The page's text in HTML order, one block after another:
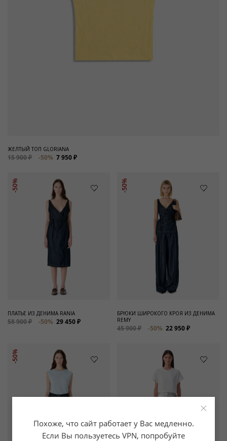
ЖЕЛТЫЙ ТОП GLORIANA
15 900 ₽ -50% 7 950 ₽
-50%
ПЛАТЬЕ ИЗ ДЕНИМА RANIA
58 900 ₽ -50% 29 450 ₽
-50%
БРЮКИ ШИРОКОГО КРОЯ ИЗ ДЕНИМА
REMY
45 900 ₽ -50% 22 950 ₽
-50%
×
Похоже, что сайт работает у Вас медленно.
Если Вы пользуетесь VPN, попробуйте